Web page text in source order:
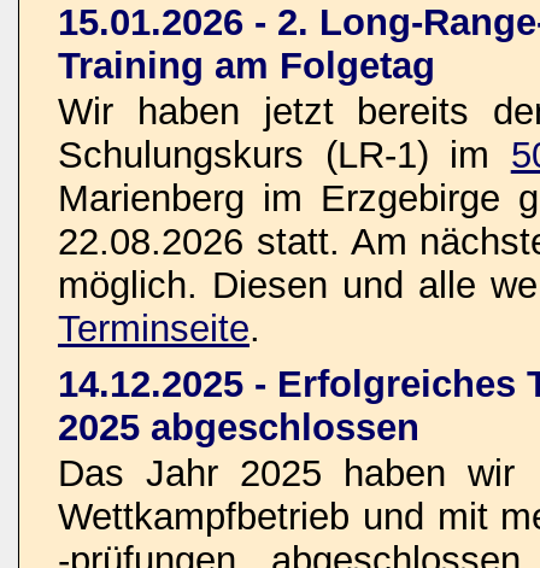
15.01.2026 - 2. Long-
Training am Folgetag
Wir haben jetzt bereits
Schulungskurs (LR-1) im
Marienberg im Erzgebirge
22.08.2026 statt. Am
möglich. Diesen und alle
Terminseite.
14.12.2025 -
2025 abgeschlossen
Das Jahr 2025 haben wir
Wettkampfbetrieb und mit